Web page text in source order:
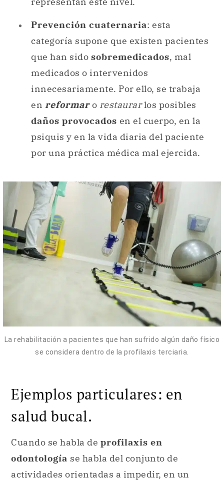
Prevención cuaternaria: esta
categoría supone que existen pacientes
que han sido sobremedicados, mal
medicados o intervenidos
innecesariamente. Por ello, se trabaja
en reformar o restaurarlos posibles
daños provocados en el cuerpo, en la
psiquis y en la vida diaria del paciente
por una práctica médica mal ejercida.
La rehabilitación a pacientes que han sufrido algún daño físico
se considera dentro de la profilaxis terciaria.
Ejemplos particulares: en
salud bucal.
Cuando se habla de profilaxis en
odontología se habla del conjunto de
actividades orientadas a impedir, en un